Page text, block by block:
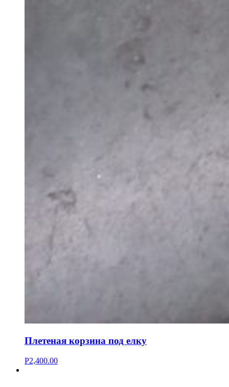
Плетеная корзина под елку
Р2,400.00